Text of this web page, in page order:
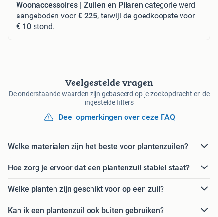
Woonaccessoires | Zuilen en Pilaren categorie werd
aangeboden voor€ 225, terwijl de goedkoopste voor
€ 10 stond.
Veelgestelde vragen
De onderstaande waarden zijn gebaseerd op je zoekopdracht en de
ingestelde filters
Deel opmerkingen over deze FAQ
Welke materialen zijn het beste voor plantenzuilen?
Hoe zorg je ervoor dat een plantenzuil stabiel staat?
Welke planten zijn geschikt voor op een zuil?
Kan ik een plantenzuil ook buiten gebruiken?